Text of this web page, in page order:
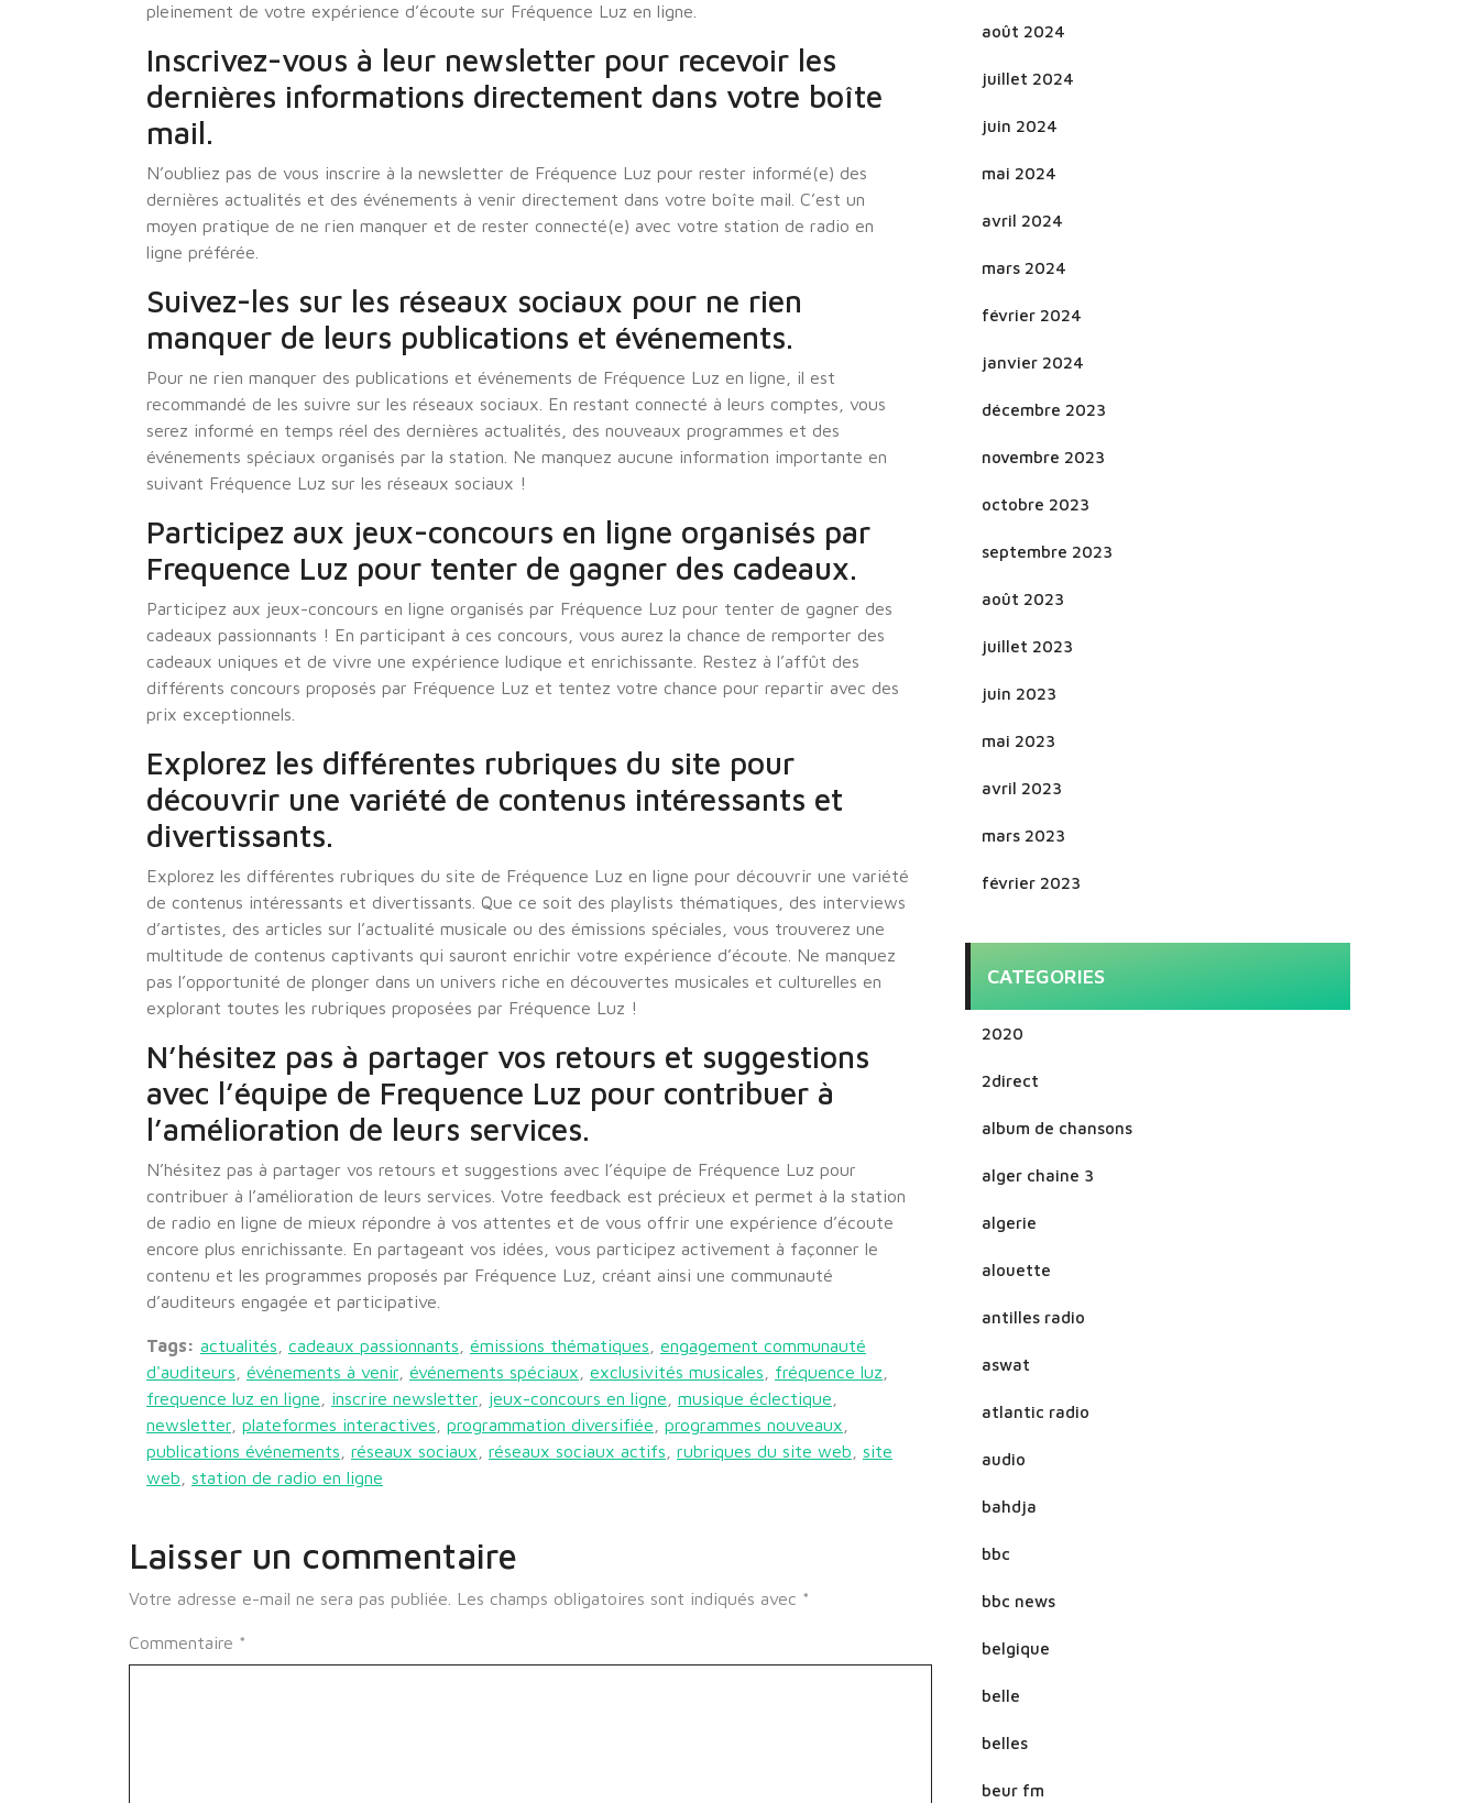
pleinement de votre expérience d’écoute sur Fréquence Luz en ligne.
Inscrivez-vous à leur newsletter pour recevoir les
dernières informations directement dans votre boîte
mail.
N’oubliez pas de vous inscrire à la newsletter de Fréquence Luz pour rester informé(e) des
dernières actualités et des événements à venir directement dans votre boîte mail. C’est un
moyen pratique de ne rien manquer et de rester connecté(e) avec votre station de radio en
ligne préférée.
Suivez-les sur les réseaux sociaux pour ne rien
manquer de leurs publications et événements.
Pour ne rien manquer des publications et événements de Fréquence Luz en ligne, il est
recommandé de les suivre sur les réseaux sociaux. En restant connecté à leurs comptes, vous
serez informé en temps réel des dernières actualités, des nouveaux programmes et des
événements spéciaux organisés par la station. Ne manquez aucune information importante en
suivant Fréquence Luz sur les réseaux sociaux !
Participez aux jeux-concours en ligne organisés par
Frequence Luz pour tenter de gagner des cadeaux.
Participez aux jeux-concours en ligne organisés par Fréquence Luz pour tenter de gagner des
cadeaux passionnants ! En participant à ces concours, vous aurez la chance de remporter des
cadeaux uniques et de vivre une expérience ludique et enrichissante. Restez à l’affût des
différents concours proposés par Fréquence Luz et tentez votre chance pour repartir avec des
prix exceptionnels.
Explorez les différentes rubriques du site pour
découvrir une variété de contenus intéressants et
divertissants.
Explorez les différentes rubriques du site de Fréquence Luz en ligne pour découvrir une variété
de contenus intéressants et divertissants. Que ce soit des playlists thématiques, des interviews
d’artistes, des articles sur l’actualité musicale ou des émissions spéciales, vous trouverez une
multitude de contenus captivants qui sauront enrichir votre expérience d’écoute. Ne manquez
pas l’opportunité de plonger dans un univers riche en découvertes musicales et culturelles en
explorant toutes les rubriques proposées par Fréquence Luz !
N’hésitez pas à partager vos retours et suggestions
avec l’équipe de Frequence Luz pour contribuer à
l’amélioration de leurs services.
N’hésitez pas à partager vos retours et suggestions avec l’équipe de Fréquence Luz pour
contribuer à l’amélioration de leurs services. Votre feedback est précieux et permet à la station
de radio en ligne de mieux répondre à vos attentes et de vous offrir une expérience d’écoute
encore plus enrichissante. En partageant vos idées, vous participez activement à façonner le
contenu et les programmes proposés par Fréquence Luz, créant ainsi une communauté
d’auditeurs engagée et participative.
Tags: actualités cadeaux passionnants émissions thématiques
engagement communauté
d'auditeurs
événements à venir événements spéciaux exclusivités musicales fréquence luz
frequence luz en ligne
inscrire newsletter jeux-concours en ligne musique éclectique
newsletter plateformes interactives programmation diversifiée programmes nouveaux
publications événements
réseaux sociaux réseaux sociaux actifs rubriques du site web
site
web
station de radio en ligne
Laisser un commentaire
Votre adresse e-mail ne sera pas publiée. Les champs obligatoires sont indiqués avec *
Commentaire *
août 2024
juillet 2024
juin 2024
mai 2024
avril 2024
mars 2024
février 2024
janvier 2024
décembre 2023
novembre 2023
octobre 2023
septembre 2023
août 2023
juillet 2023
juin 2023
mai 2023
avril 2023
mars 2023
février 2023
CATEGORIES
2020
2direct
album de chansons
alger chaine 3
algerie
alouette
antilles radio
aswat
atlantic radio
audio
bahdja
bbc
bbc news
belgique
belle
belles
beur fm